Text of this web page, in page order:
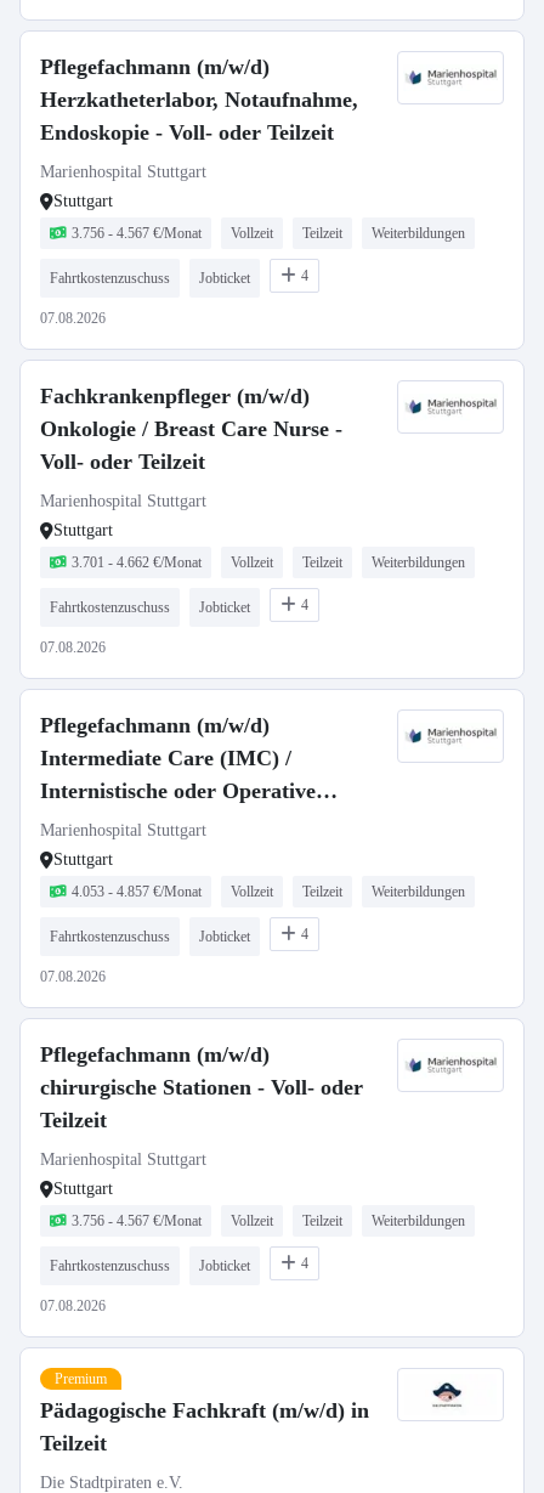
Pflegefachmann (m/w/d)
Herzkatheterlabor, Notaufnahme,
Endoskopie - Voll- oder Teilzeit
Marienhospital Stuttgart
Stuttgart
3.756 - 4.567 €/Monat Vollzeit Teilzeit Weiterbildungen
Fahrtkostenzuschuss Jobticket 4
07.08.2026
Fachkrankenpfleger (m/w/d)
Onkologie / Breast Care Nurse -
Voll- oder Teilzeit
Marienhospital Stuttgart
Stuttgart
3.701 - 4.662 €/Monat Vollzeit Teilzeit Weiterbildungen
Fahrtkostenzuschuss Jobticket 4
07.08.2026
Pflegefachmann (m/w/d)
Intermediate Care (IMC) /
Internistische oder Operative
Intensivstation - Voll- oder Teilzeit
Marienhospital Stuttgart
Stuttgart
4.053 - 4.857 €/Monat Vollzeit Teilzeit Weiterbildungen
Fahrtkostenzuschuss Jobticket 4
07.08.2026
Pflegefachmann (m/w/d)
chirurgische Stationen - Voll- oder
Teilzeit
Marienhospital Stuttgart
Stuttgart
3.756 - 4.567 €/Monat Vollzeit Teilzeit Weiterbildungen
Fahrtkostenzuschuss Jobticket 4
07.08.2026
Premium
Pädagogische Fachkraft (m/w/d) in
Teilzeit
Die Stadtpiraten e.V.